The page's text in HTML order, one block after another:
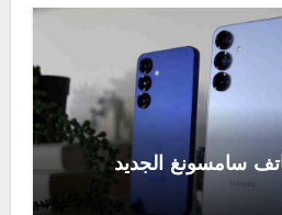
سامسونغ الجديد